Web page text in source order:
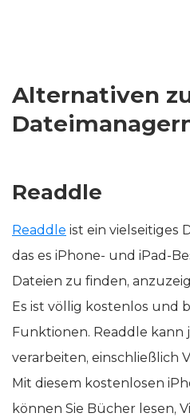
Alternativen
Readdle
Readdle ist ein vielseitiges
das es iPhone- und iPad-
Dateien zu finden,
Es ist völlig kostenlos und
Funktionen. Readdle kann
verarbeiten, einschließlich
Mit diesem kostenlosen
können Sie Bücher lesen,